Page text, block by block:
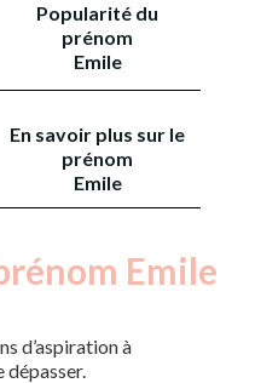
Popularité du
prénom
Emile
En savoir plus sur le
prénom
Emile
Emile
d’aspiration à
dépasser.